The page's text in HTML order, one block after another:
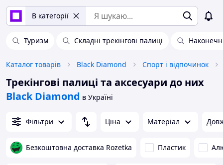
В категорії
Туризм Складні трекінгові палиці
Каталог товарів Black Diamond Спорт і відпочинок
Трекінгові палиці та аксесуари до них
Black Diamond в Україні
Фільтри Ціна Матеріал
Безкоштовна доставка Rozetka Пластик